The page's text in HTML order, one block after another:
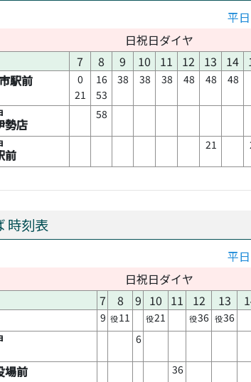
平日
日祝日ダイヤ
7 8 9 10 11 12 13 14
駅前
0
21
16
53
38 38 38 48 48 48
勢店
58
前
21
時刻表
平日
日祝日ダイヤ
7 8 9 10 11 12 13
9 役11 役21 役36 役36
6
場前 36